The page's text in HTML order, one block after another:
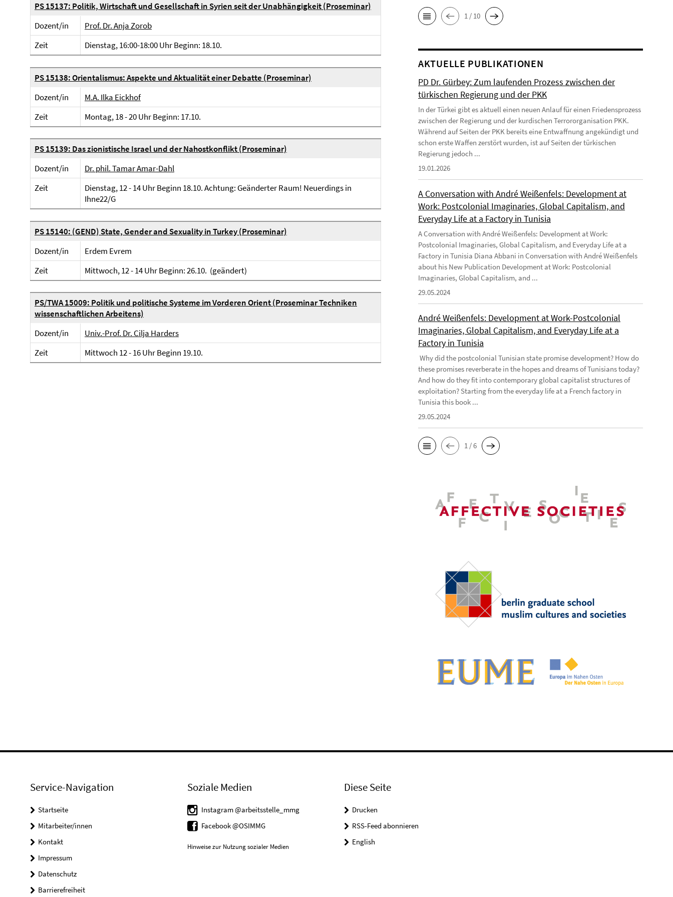
PS 15137: Politik, Wirtschaft und Gesellschaft in Syrien seit der Unabhängigkeit (Proseminar)
Dozent/in
Prof. Dr. Anja Zorob
Zeit
Dienstag, 16:00-18:00 Uhr Beginn: 18.10.
PS 15138: Orientalismus: Aspekte und Aktualität einer Debatte (Proseminar)
Dozent/in
M.A. Ilka Eickhof
Zeit
Montag, 18 - 20 Uhr Beginn: 17.10.
PS 15139: Das zionistische Israel und der Nahostkonflikt (Proseminar)
Dozent/in
Dr. phil. Tamar Amar-Dahl
Zeit
Dienstag, 12 - 14 Uhr Beginn 18.10. Achtung: Geänderter Raum! Neuerdings in
Ihne22/G
PS 15140: (GEND) State, Gender and Sexuality in Turkey (Proseminar)
Dozent/in
Erdem Evrem
Zeit
Mittwoch, 12 - 14 Uhr Beginn: 26.10. (geändert)
PS/TWA 15009: Politik und politische Systeme im Vorderen Orient (Proseminar Techniken
wissenschaftlichen Arbeitens)
Dozent/in
Univ.-Prof. Dr. Cilja Harders
Zeit
Mittwoch 12 - 16 Uhr Beginn 19.10.
1 / 10
AKTUELLE PUBLIKATIONEN
PD Dr. Gürbey: Zum laufenden Prozess zwischen der
türkischen Regierung und der PKK
In der Türkei gibt es aktuell einen neuen Anlauf für einen Friedensprozess
zwischen der Regierung und der kurdischen Terrororganisation PKK.
Während auf Seiten der PKK bereits eine Entwaffnung angekündigt und
schon erste Waffen zerstört wurden, ist auf Seiten der türkischen
Regierung jedoch ...
19.01.2026
A Conversation with André Weißenfels: Development at
Work: Postcolonial Imaginaries, Global Capitalism, and
Everyday Life at a Factory in Tunisia
A Conversation with André Weißenfels: Development at Work:
Postcolonial Imaginaries, Global Capitalism, and Everyday Life at a
Factory in Tunisia Diana Abbani in Conversation with André Weißenfels
about his New Publication Development at Work: Postcolonial
Imaginaries, Global Capitalism, and ...
29.05.2024
André Weißenfels: Development at Work-Postcolonial
Imaginaries, Global Capitalism, and Everyday Life at a
Factory in Tunisia
Why did the postcolonial Tunisian state promise development? How do
these promises reverberate in the hopes and dreams of Tunisians today?
And how do they fit into contemporary global capitalist structures of
exploitation? Starting from the everyday life at a French factory in
Tunisia this book ...
29.05.2024
1 / 6
Service-Navigation
Startseite
Mitarbeiter/innen
Kontakt
Impressum
Datenschutz
Barrierefreiheit
Soziale Medien
Instagram @arbeitsstelle_mmg
Facebook @OSIMMG
Hinweise zur Nutzung sozialer Medien
Diese Seite
Drucken
RSS-Feed abonnieren
English